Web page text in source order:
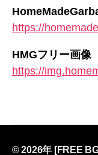
https://
HMGフリー画像
https://
© 2026年 [FREE